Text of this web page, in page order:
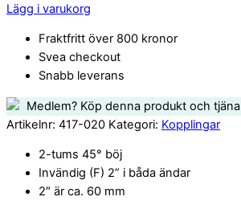
Lägg i varukorg
Fraktfritt över 800 kronor
Svea checkout
Snabb leverans
Medlem? Köp denna produkt och tjäna
Artikelnr: 417-020 Kategori: Kopplingar
2-tums 45° böj
Invändig (F) 2” i båda ändar
2″ är ca. 60 mm